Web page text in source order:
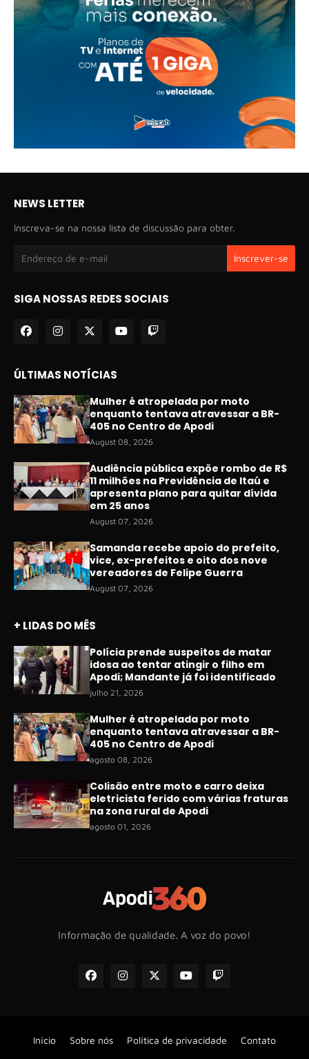
NEWS LETTER
Inscreva-se na nossa lista de discussão para obter.
SIGA NOSSAS REDES SOCIAIS
ÚLTIMAS NOTÍCIAS
Mulher é atropelada por moto
enquanto tentava atravessar a BR-
405 no Centro de Apodi
August 08, 2026
Audiência pública expõe rombo de R$
11 milhões na Previdência de Itaú e
apresenta plano para quitar dívida
em 25 anos
August 07, 2026
Samanda recebe apoio do prefeito,
vice, ex-prefeitos e oito dos nove
vereadores de Felipe Guerra
August 07, 2026
+ LIDAS DO MÊS
Polícia prende suspeitos de matar
idosa ao tentar atingir o filho em
Apodi; Mandante já foi identificado
julho 21, 2026
Mulher é atropelada por moto
enquanto tentava atravessar a BR-
405 no Centro de Apodi
agosto 08, 2026
Colisão entre moto e carro deixa
eletricista ferido com várias fraturas
na zona rural de Apodi
agosto 01, 2026
Informação de qualidade. A voz do povo!
Início Sobre nós Política de privacidade Contato